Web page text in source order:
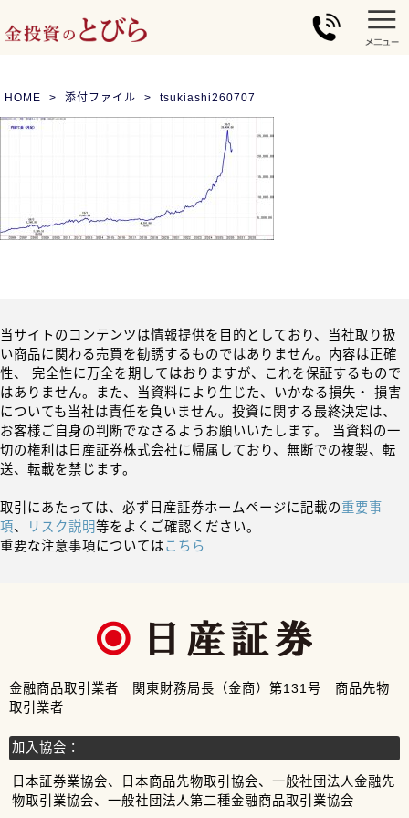
HOME 添付ファイル tsukiashi260707
当サイトのコンテンツは情報提供を目的としており、当社取り扱
い商品に関わる売買を勧誘するものではありません。内容は正確
性、 完全性に万全を期してはおりますが、これを保証するもので
はありません。また、当資料により生じた、いかなる損失・ 損害
についても当社は責任を負いません。投資に関する最終決定は、
お客様ご自身の判断でなさるようお願いいたします。 当資料の一
切の権利は日産証券株式会社に帰属しており、無断での複製、転
送、転載を禁じます。
取引にあたっては、必ず日産証券ホームページに記載の重要事
項、 リスク説明等をよくご確認ください。
重要な注意事項についてはこちら
金融商品取引業者 関東財務局長（金商）第131号 商品先物
取引業者
加入協会：
日本証券業協会、日本商品先物取引協会、一般社団法人金融先
物取引業協会、一般社団法人第二種金融商品取引業協会